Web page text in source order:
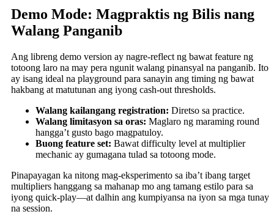
Demo Mode: Magpraktis ng Bilis nang
Walang Panganib
Ang libreng demo version ay nagre-reflect ng bawat feature ng
totoong laro na may pera ngunit walang pinansyal na panganib. Ito
ay isang ideal na playground para sanayin ang timing ng bawat
hakbang at matutunan ang iyong cash‑out thresholds.
Walang kailangang registration: Diretso sa practice.
Walang limitasyon sa oras: Maglaro ng maraming round
hangga’t gusto bago magpatuloy.
Buong feature set: Bawat difficulty level at multiplier
mechanic ay gumagana tulad sa totoong mode.
Pinapayagan ka nitong mag-eksperimento sa iba’t ibang target
multipliers hanggang sa mahanap mo ang tamang estilo para sa
iyong quick‑play—at dalhin ang kumpiyansa na iyon sa mga tunay
na session.